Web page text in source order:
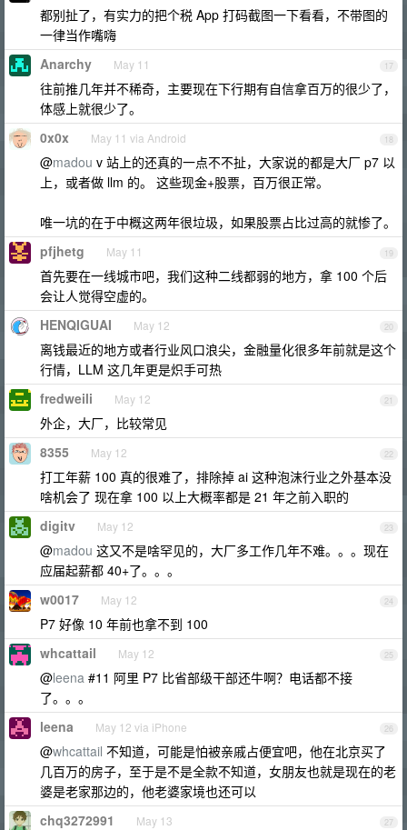
都别扯了，有实力的把个税 App 打码截图一下看看，不带图的
一律当作嘴嗨
17
Anarchy May 11
往前推几年并不稀奇，主要现在下行期有自信拿百万的很少了，
体感上就很少了。
18
0x0x May 11 via Android
@madou v 站上的还真的一点不不扯，大家说的都是大厂 p7 以
上，或者做 llm 的。 这些现金+股票，百万很正常。
唯一坑的在于中概这两年很垃圾，如果股票占比过高的就惨了。
19
pfjhetg May 11
首先要在一线城市吧，我们这种二线都弱的地方，拿 100 个后
会让人觉得空虚的。
20
HENQIGUAI May 12
离钱最近的地方或者行业风口浪尖，金融量化很多年前就是这个
行情，LLM 这几年更是炽手可热
21
fredweili May 12
外企，大厂，比较常见
22
8355 May 12
打工年薪 100 真的很难了，排除掉 ai 这种泡沫行业之外基本没
啥机会了 现在拿 100 以上大概率都是 21 年之前入职的
23
digitv May 12
@madou 这又不是啥罕见的，大厂多工作几年不难。。。现在
应届起薪都 40+了。。。
24
w0017 May 12
P7 好像 10 年前也拿不到 100
25
whcattail May 12
@leena #11 阿里 P7 比省部级干部还牛啊？电话都不接
了。。。
26
leena May 12 via iPhone
@whcattail 不知道，可能是怕被亲戚占便宜吧，他在北京买了
几百万的房子，至于是不是全款不知道，女朋友也就是现在的老
婆是老家那边的，他老婆家境也还可以
27
chq3272991 May 13